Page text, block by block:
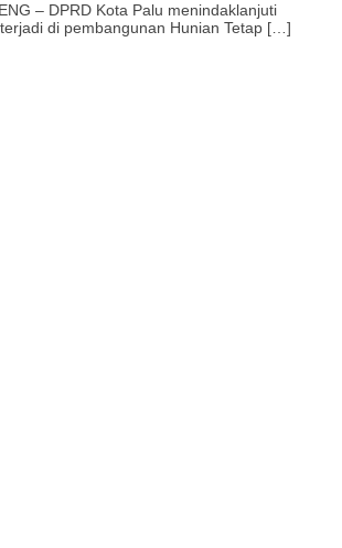
– DPRD Kota Palu menindaklanjuti
di pembangunan Hunian Tetap […]